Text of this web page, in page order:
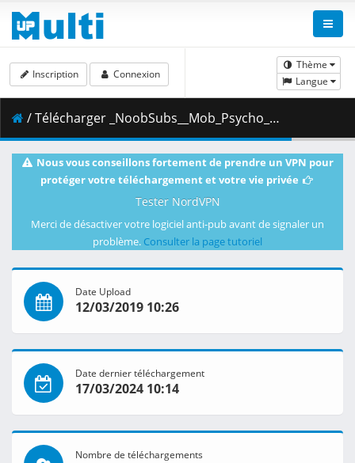
Thème
Langue
Inscription Connexion
/ Télécharger _NoobSubs__Mob_Psycho_100_05__1080p_Blu-ray_Dual_Audio_8bit_AC3__D34A975F_.mkv.002 ( 446.20 MB )
Nous vous conseillons fortement de prendre un VPN pour
protéger votre téléchargement et votre vie privée
Tester NordVPN
Merci de désactiver votre logiciel anti-pub avant de signaler un
problème. Consulter la page tutoriel
Date Upload
12/03/2019 10:26
Date dernier téléchargement
17/03/2024 10:14
Nombre de téléchargements